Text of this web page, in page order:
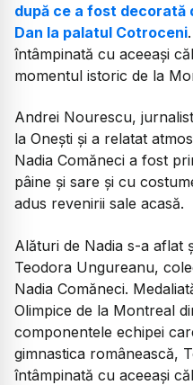
după ce a fost decorată
Dan la palatul Cotroceni
întâmpinată cu aceeași
momentul istoric de la
Andrei Nourescu,
la Onești și a relatat
Nadia Comăneci a fost
pâine și sare și cu
adus revenirii sale acasă.
Alături de Nadia s-a aflat
Teodora Ungureanu,
Nadia Comăneci.
Olimpice de la Montreal
componentele echipei
gimnastica românească,
întâmpinată cu aceeași